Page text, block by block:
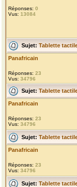
Réponses: 0
Vus: 13084
Sujet: Tablette
Panafricain
Réponses: 23
Vus: 34796
Sujet: Tablette
Panafricain
Réponses: 23
Vus: 34796
Sujet: Tablette
Panafricain
Réponses: 23
Vus: 34796
Sujet: Tablette